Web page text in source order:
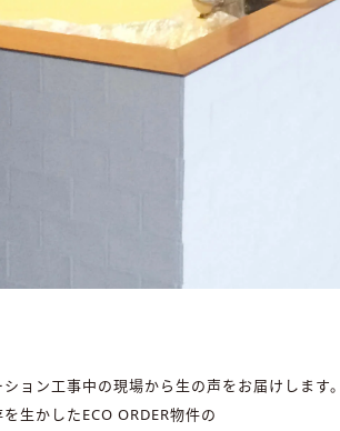
ョン工事中の現場から生の声をお届けします。
生かしたECO ORDER物件の